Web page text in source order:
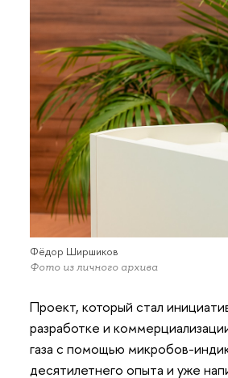
Фёдор Ширшиков
Фото из личного архива
Проект, который стал
разработке и
газа с помощью микробов-
десятилетнего опыта и уже